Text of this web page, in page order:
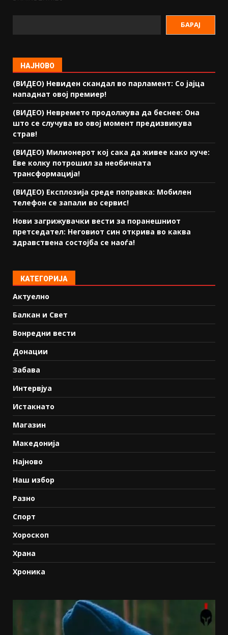
БАРАЈ
НАЈНОВО
(ВИДЕО) Невиден скандал во парламент: Со јајца
нападнат овој премиер!
(ВИДЕО) Невремето продолжува да беснее: Она
што се случува во овој момент предизвикува
страв!
(ВИДЕО) Милионерот кој сака да живее како куче:
Еве колку потрошил за необичната
трансформација!
(ВИДЕО) Експлозија среде поправка: Мобилен
телефон се запали во сервис!
Нови загрижувачки вести за поранешниот
претседател: Неговиот син открива во каква
здравствена состојба се наоѓа!
КАТЕГОРИЈА
Актуелно
Балкан и Свет
Вонредни вести
Донации
Забава
Интервјуа
Истакнато
Магазин
Македонија
Најново
Наш избор
Разно
Спорт
Хороскоп
Храна
Хроника